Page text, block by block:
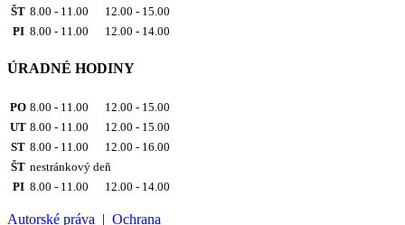
ŠT 8.00 - 11.00 12.00 - 15.00
PI 8.00 - 11.00 12.00 - 14.00
ÚRADNÉ HODINY
PO 8.00 - 11.00 12.00 - 15.00
UT 8.00 - 11.00 12.00 - 15.00
ST 8.00 - 11.00 12.00 - 16.00
ŠT nestránkový deň
PI 8.00 - 11.00 12.00 - 14.00
Autorské práva | Ochrana